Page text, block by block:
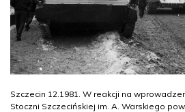
Szczecin 12.1981. W reakcji na
Stoczni Szczecińskiej im. A. Warskiego